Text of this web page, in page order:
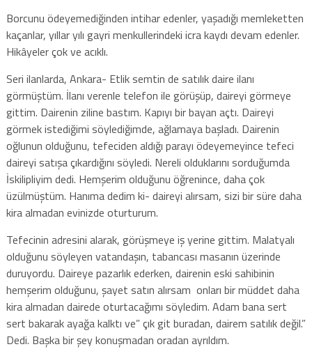
Borcunu ödeyemediğinden intihar edenler, yaşadığı memleketten
kaçanlar, yıllar yılı gayri menkullerindeki icra kaydı devam edenler.
Hikâyeler çok ve acıklı.
Seri ilanlarda, Ankara- Etlik semtin de satılık daire ilanı
görmüştüm. İlanı verenle telefon ile görüşüp, daireyi görmeye
gittim. Dairenin ziline bastım. Kapıyı bir bayan açtı. Daireyi
görmek istediğimi söylediğimde, ağlamaya başladı. Dairenin
oğlunun olduğunu, tefeciden aldığı parayı ödeyemeyince tefeci
daireyi satışa çıkardığını söyledi. Nereli olduklarını sorduğumda
İskilipliyim dedi. Hemşerim olduğunu öğrenince, daha çok
üzülmüştüm. Hanıma dedim ki- daireyi alırsam, sizi bir süre daha
kira almadan evinizde oturturum.
Tefecinin adresini alarak, görüşmeye iş yerine gittim. Malatyalı
olduğunu söyleyen vatandaşın, tabancası masanın üzerinde
duruyordu. Daireye pazarlık ederken, dairenin eski sahibinin
hemşerim olduğunu, şayet satın alırsam onları bir müddet daha
kira almadan dairede oturtacağımı söyledim. Adam bana sert
sert bakarak ayağa kalktı ve” çık git buradan, dairem satılık değil.”
Dedi. Başka bir şey konuşmadan oradan ayrıldım.